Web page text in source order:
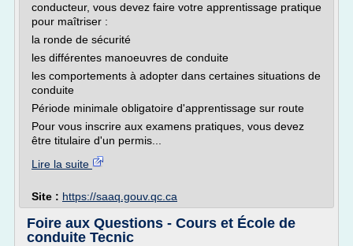
conducteur, vous devez faire votre apprentissage pratique
pour maîtriser :
la ronde de sécurité
les différentes manoeuvres de conduite
les comportements à adopter dans certaines situations de
conduite
Période minimale obligatoire d'apprentissage sur route
Pour vous inscrire aux examens pratiques, vous devez
être titulaire d'un permis...
Lire la suite
Site : https://saaq.gouv.qc.ca
Foire aux Questions - Cours et École de
conduite Tecnic